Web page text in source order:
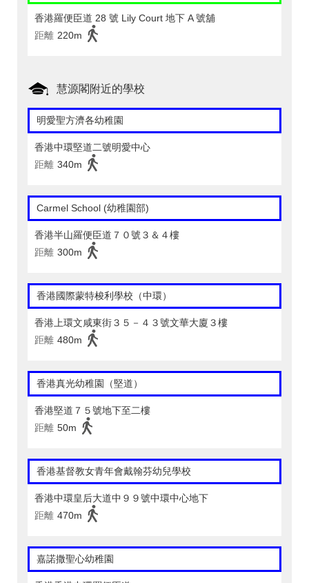
香港羅便臣道 28 號 Lily Court 地下 A 號舖
距離 220m
慧源閣附近的學校
明愛聖方濟各幼稚園
香港中環堅道二號明愛中心
距離 340m
Carmel School (幼稚園部)
香港半山羅便臣道７０號３＆４樓
距離 300m
香港國際蒙特梭利學校（中環）
香港上環文咸東街３５－４３號文華大廈３樓
距離 480m
香港真光幼稚園（堅道）
香港堅道７５號地下至二樓
距離 50m
香港基督教女青年會戴翰芬幼兒學校
香港中環皇后大道中９９號中環中心地下
距離 470m
嘉諾撒聖心幼稚園